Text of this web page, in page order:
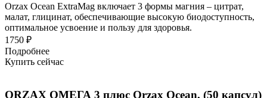
Orzax Ocean ExtraMag включает 3 формы магния – цитрат,
малат, глицинат, обеспечивающие высокую биодоступность,
оптимальное усвоение и пользу для здоровья.
1750 ₽
Подробнее
Купить сейчас
ORZAX ОМЕГА 3 плюс Orzax Ocean, (50 капсул)